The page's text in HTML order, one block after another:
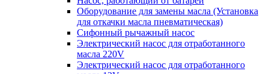
Оборудование для замены масла (Установка
для откачки масла пневматическая)
Сифонный рычажный насос
Электрический насос для отработанного
масла 220V
Электрический насос для отработанного